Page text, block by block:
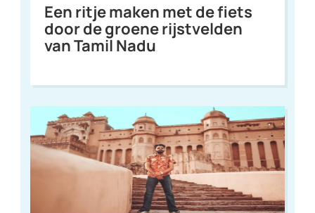
Een ritje maken met de fiets
door de groene rijstvelden
van Tamil Nadu